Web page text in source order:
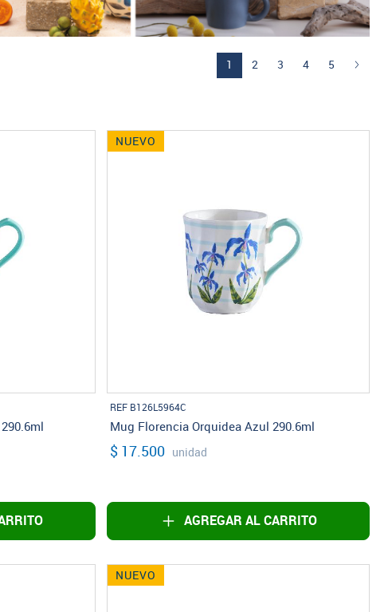
1 (current)
2 3 4 5
NUEVO
REF B126L5964C
Mug Florencia Orquidea Azul 290.6ml
$ 17.500 unidad
AGREGAR AL CARRITO
NUEVO